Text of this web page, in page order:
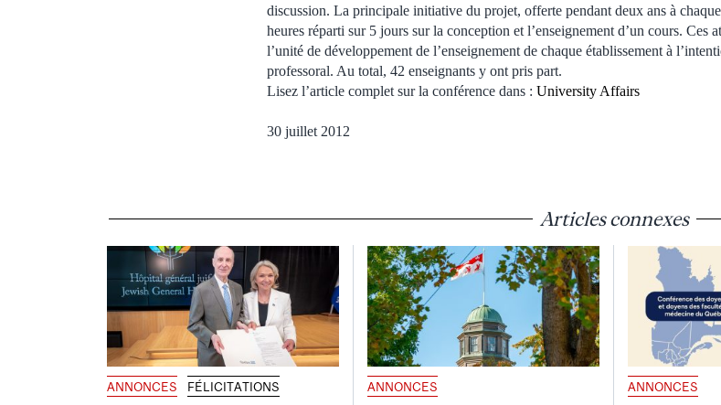
discussion. La principale initiative du projet, offerte pendant deux ans à
heures réparti sur 5 jours sur la conception et l’enseignement d’un cours. Ces
l’unité de développement de l’enseignement de chaque établissement à
professoral. Au total, 42 enseignants y ont pris part.
Lisez l’article complet sur la conférence dans : University Affairs
30 juillet 2012
Articles connexes
ANNONCES FÉLICITATIONS ANNONCES ANNONCES